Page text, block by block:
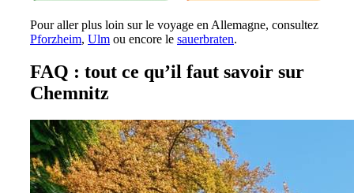
Pour aller plus loin sur le voyage en Allemagne, consultez
Pforzheim, Ulm ou encore le sauerbraten.
FAQ : tout ce qu’il faut savoir sur
Chemnitz